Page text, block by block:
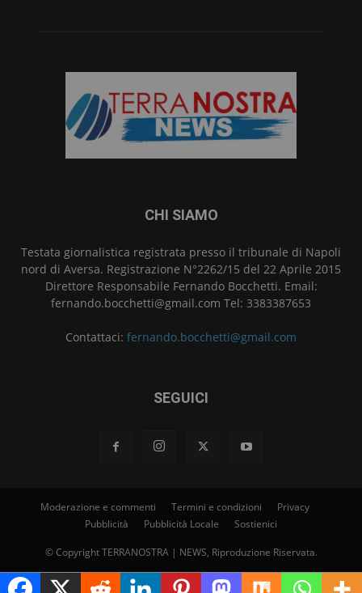
CHI SIAMO
Testata giornalistica registrata presso il tribunale di Napoli
nord di Aversa. Registrazione N°2262/15 del 22 Aprile 2015
Direttore Responsabile Fernando Bocchetti. Email:
fernando.bocchetti@gmail.com Tel: 3383387653
Contattaci: fernando.bocchetti@gmail.com
SEGUICI
Moderazione e commenti Termini e condizioni
Privacy
Pubblicità
Pubblicità Locale Sostienici
© Copyright TERRANOSTRA | NEWS, Riproduzione Riservata.